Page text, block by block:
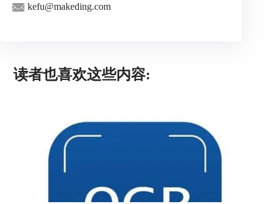
2、从文件添加
如果需要添加除PDF文档外的文件类型，如
Word文档、Excel表格等，就需要选择“从文件添
加”功能。同样地，我们也可以在选择窗口中指定
添加的页面范围与添加到的页面位置。
kefu@makeding.com
读者也喜欢这些内容: